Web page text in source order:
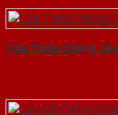
Cửa Thép Chống